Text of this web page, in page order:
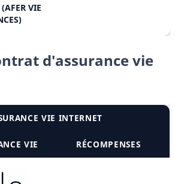
VIE
d'assurance vie
VIE INTERNET
VIE RÉCOMPENSES